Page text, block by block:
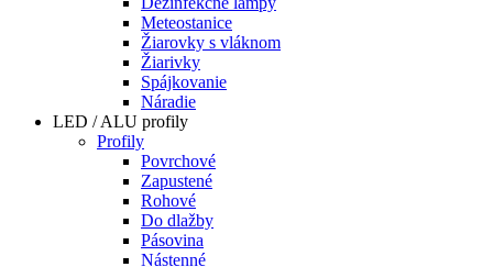
Meteostanice
Žiarovky s vláknom
Žiarivky
Spájkovanie
Náradie
LED / ALU profily
Profily
Povrchové
Zapustené
Rohové
Do dlažby
Pásovina
Nástenné